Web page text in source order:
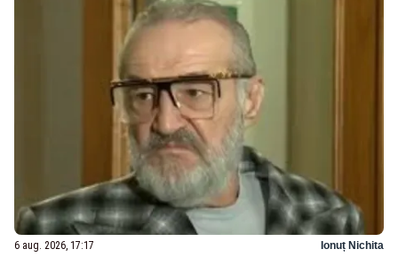
6 aug. 2026, 17:17 Ionuț Nichita